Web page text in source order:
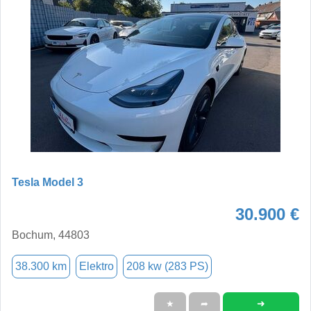
Tesla Model 3
30.900 €
Bochum, 44803
38.300 km Elektro 208 kw (283 PS)
★ ➦ ➜